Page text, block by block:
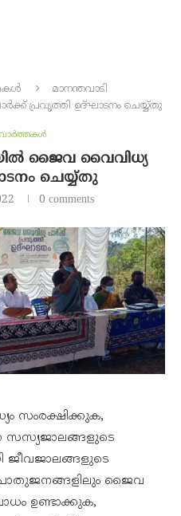
മാനന്തവാടി
പ്രവൃത്തി ഉദ്ഘാടനം ചെയ്യ്തു
ജൈവ വൈവിധ്യ
ചെയ്യ്തു
0 comments
സംരക്ഷിക്കുക,
സസ്യജാലങ്ങളുടെ
ജീവജാലങ്ങളുടെ
പൊതുജനങ്ങളിലും ജൈവ
ഉണ്ടാക്കുക,